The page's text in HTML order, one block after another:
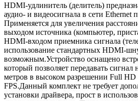
HDMI-удлинитель (делитель)
аудио- и видеосигнала в сети Ethernet
Применяется для увеличения
выходом источника (компьютер,
HDMI-входом приемника сигнала
использование стандартных HDMI-
возможным.Устройство оснащено
который позволяет передавать сигнал
метров в высоком разрешении Full HD
FPS.Данный комплект не требует
установки драйвера, прост в